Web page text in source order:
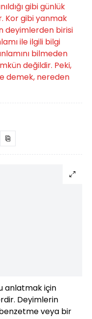
gibi günlük
Kor gibi yanmak
deyimlerden birisi
ile ilgili bilgi
bilmeden
değildir. Peki,
demek, nereden
anlatmak için
Deyimlerin
veya bir